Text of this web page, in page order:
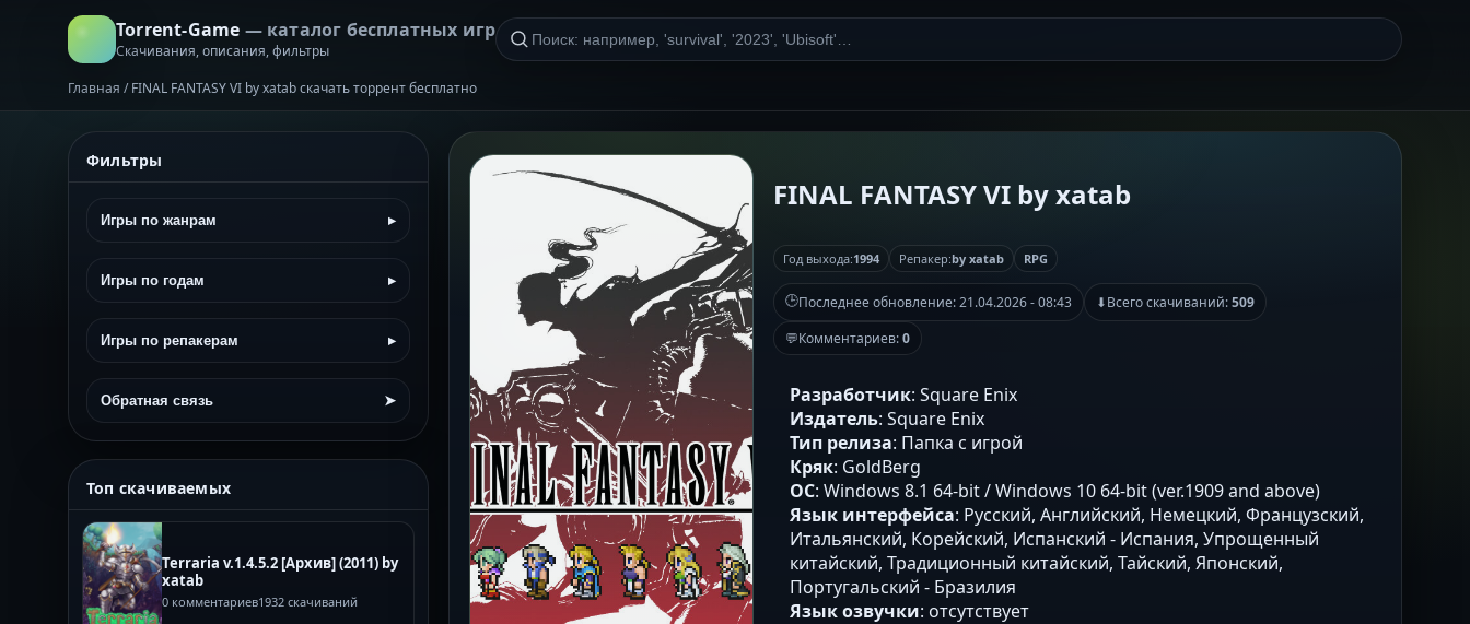
Torrent-Game — каталог бесплатных игр
Скачивания, описания, фильтры
Главная / FINAL FANTASY VI by xatab скачать торрент бесплатно
Фильтры
Игры по жанрам ▸
Игры по годам ▸
Игры по репакерам ▸
Обратная связь ➤
Топ скачиваемых
Terraria v.1.4.5.2 [Архив] (2011) by
xatab
0 комментариев1932 скачиваний
FINAL FANTASY VI by xatab
Год выхода:1994 Репакер:by xatab RPG
🕒Последнее обновление:21.04.2026 - 08:43 ⬇Всего скачиваний:509
💬Комментариев:0
Разработчик: Square Enix
Издатель: Square Enix
Тип релиза: Папка с игрой
Кряк: GoldBerg
ОС: Windows 8.1 64-bit / Windows 10 64-bit (ver.1909 and above)
Язык интерфейса: Русский, Английский, Немецкий, Французский,
Итальянский, Корейский, Испанский - Испания, Упрощенный
китайский, Традиционный китайский, Тайский, Японский,
Португальский - Бразилия
Язык озвучки: отсутствует